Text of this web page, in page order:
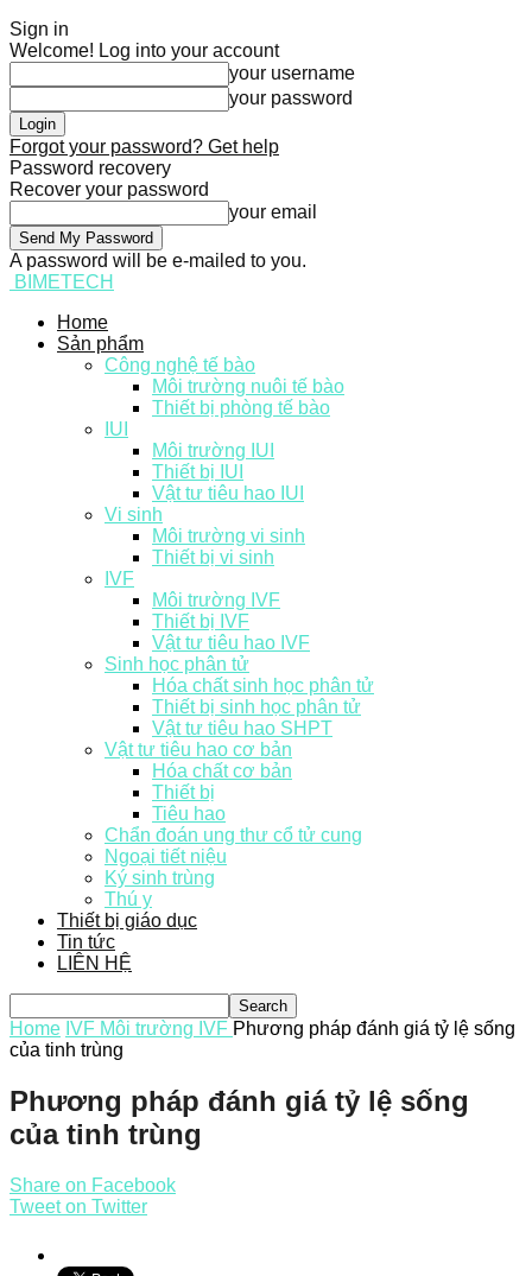
Sign in
Welcome! Log into your account
your username
your password
Forgot your password? Get help
Password recovery
Recover your password
your email
A password will be e-mailed to you.
BIMETECH
Home
Sản phẩm
Công nghệ tế bào
Môi trường nuôi tế bào
Thiết bị phòng tế bào
IUI
Môi trường IUI
Thiết bị IUI
Vật tư tiêu hao IUI
Vi sinh
Môi trường vi sinh
Thiết bị vi sinh
IVF
Môi trường IVF
Thiết bị IVF
Vật tư tiêu hao IVF
Sinh học phân tử
Hóa chất sinh học phân tử
Thiết bị sinh học phân tử
Vật tư tiêu hao SHPT
Vật tư tiêu hao cơ bản
Hóa chất cơ bản
Thiết bị
Tiêu hao
Chẩn đoán ung thư cổ tử cung
Ngoại tiết niệu
Ký sinh trùng
Thú y
Thiết bị giáo dục
Tin tức
LIÊN HỆ
Home IVF Môi trường IVF Phương pháp đánh giá tỷ lệ sống
của tinh trùng
Phương pháp đánh giá tỷ lệ sống
của tinh trùng
Share on Facebook
Tweet on Twitter